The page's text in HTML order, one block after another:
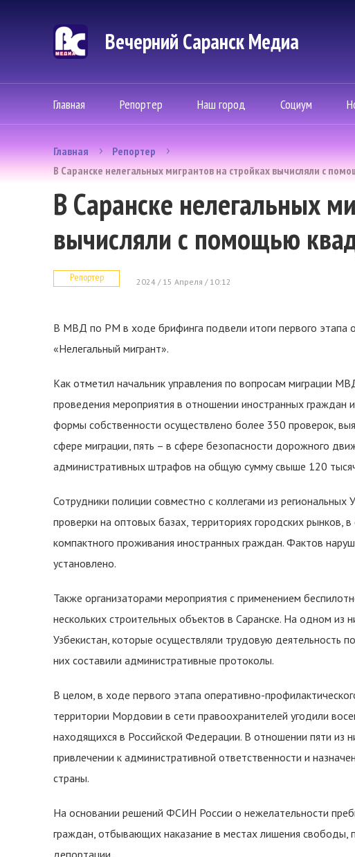
Вечерний Саранск Mедиа
Главная Репортер Наш город Социум
Главная
Репортер
В Саранске нелегальных мигрантов на стройках вычисляли с
В Саранске нелегальных
вычисляли с помощью
Репортер 2024 / 15 Апреля / 10:12
В МВД по РМ в ходе брифинга подвели итоги первого этапа
«Нелегальный мигрант».
Как отметил начальник управления по вопросам миграции
проведения мероприятия в отношении иностранных граждан
формы собственности осуществлено более 350 проверок,
сфере миграции, пять – в сфере безопасности дорожного
административных штрафов на общую сумму свыше 120
Сотрудники полиции совместно с коллегами из
проверки на оптовых базах, территориях городских рынков,
компактного проживания иностранных граждан. Фактов
установлено.
Также организаторами мероприятия с применением
нескольких строительных объектов в Саранске. На одном из
Узбекистан, которые осуществляли трудовую деятельность
них составили административные протоколы.
В целом, в ходе первого этапа оперативно-
территории Мордовии в сети правоохранителей угодили
находящихся в Российской Федерации. В отношении пяти из
привлечении к административной ответственности и
страны.
На основании решений ФСИН России о нежелательности
граждан, отбывающих наказание в местах лишения свободы,
депортации.